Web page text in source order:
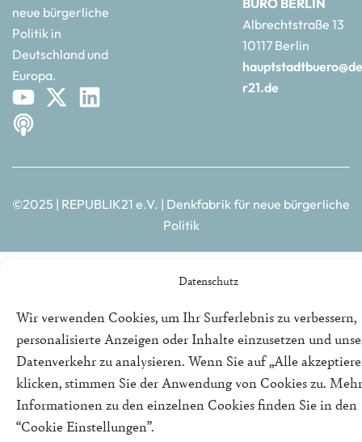
Datenschutz
Wir verwenden Cookies, um Ihr Surferlebnis zu verbessern,
personalisierte Anzeigen oder Inhalte einzusetzen und
Datenverkehr zu analysieren. Wenn Sie auf „Alle
klicken, stimmen Sie der Anwendung von Cookies zu. Mehr
Informationen zu den einzelnen Cookies finden Sie in den
“Cookie Einstellungen”.
neue bürgerliche
Politik in
Deutschland und
Europa.
Albrechtstraße 13
10117 Berlin
r21.de
©2025 | REPUBLIK21 e.V. | Denkfabrik für neue bürgerliche
Politik